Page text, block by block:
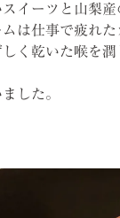
イーツと山梨
は仕事で疲れ
く乾いた喉を潤
した。